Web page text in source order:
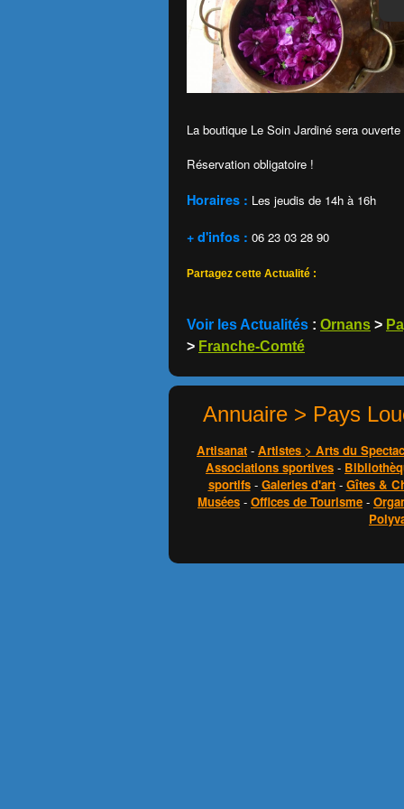
La boutique Le Soin Jardiné sera
Réservation obligatoire !
Horaires : Les jeudis de 14h à 16h
+ d'infos : 06 23 03 28 90
Partagez cette Actualité :
Voir les Actualités : Ornans >
> Franche-Comté
Annuaire > Pays
Artisanat - Artistes > Arts du
Associations sportives -
sportifs- Galeries d'art- Gîtes &
Musées - Offices de Tourisme -